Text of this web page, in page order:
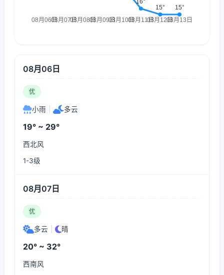
08月06日
优
小雨 多云
19° ~ 29°
西北风
1-3级
08月07日
优
多云 晴
20° ~ 32°
西南风